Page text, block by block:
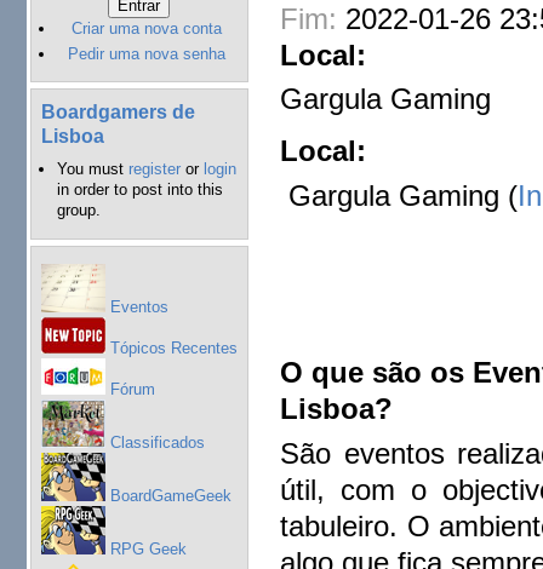
Criar uma nova conta
Pedir uma nova senha
Boardgamers de
Lisboa
You must registeror login
in order to post into this
group.
Eventos
Tópicos Recentes
Fórum
Classificados
BoardGameGeek
RPG Geek
Fim: 2022-01-26
Local:
Gargula Gaming
Local:
Gargula Gaming (
O que são os
Lisboa?
São eventos
útil, com o
tabuleiro. O
algo que fica